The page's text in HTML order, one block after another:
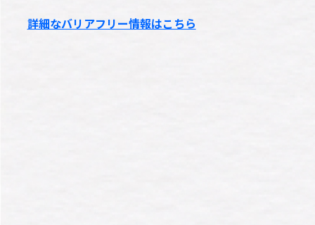
詳細なバリアフリー情報はこちら